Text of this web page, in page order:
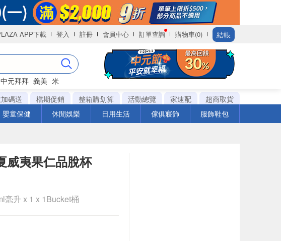
APP下載 登入 註冊 會員中心 訂單查詢 購物車(0) 結帳
中元拜拜 義美 米
碼送 檔期促銷 整箱購划算 活動總覽 家速配
超商取貨
嬰童保健 休閒娛樂 日用生活 傢俱寢飾 服飾鞋包
威夷果仁品脫杯
升 x 1 x 1Bucket桶